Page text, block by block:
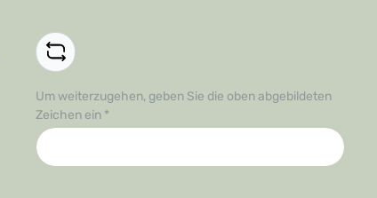
Um weiterzugehen, geben Sie die oben abgebildeten
Zeichen ein *